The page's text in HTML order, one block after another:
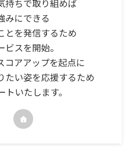
持ちで取り組めば
みにできる
とを発信するため
ビスを開始。
コアアップを起点に
たい姿を応援するため
トいたします。